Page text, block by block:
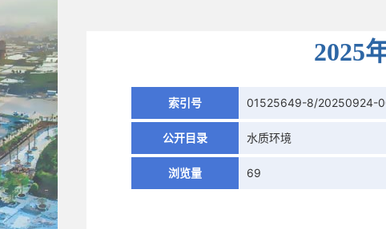
2025
索引号 01525649-8/20250924-
公开目录 水质环境
浏览量 69